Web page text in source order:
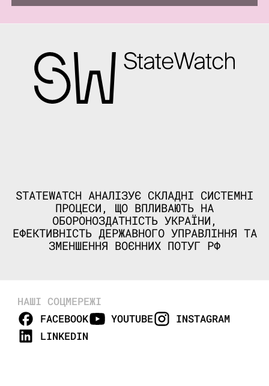
STATEWATCH АНАЛІЗУЄ СКЛАДНІ СИСТЕМНІ
ПРОЦЕСИ, ЩО ВПЛИВАЮТЬ НА
ОБОРОНОЗДАТНІСТЬ УКРАЇНИ,
ЕФЕКТИВНІСТЬ ДЕРЖАВНОГО УПРАВЛІННЯ ТА
ЗМЕНШЕННЯ ВОЄННИХ ПОТУГ РФ
НАШІ СОЦМЕРЕЖІ
FACEBOOK
YOUTUBE
INSTAGRAM
LINKEDIN